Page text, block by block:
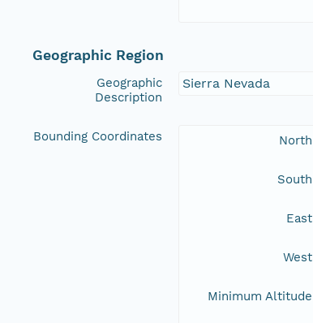
Geographic Region
Geographic
Description
Sierra Nevada
Bounding Coordinates North
South
East
West
Minimum Altitude